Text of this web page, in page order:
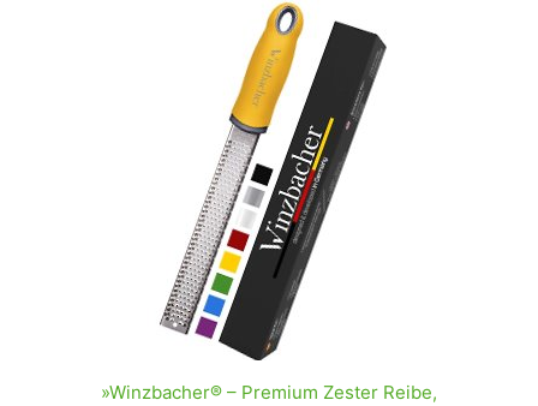
»Winzbacher® – Premium Zester Reibe,